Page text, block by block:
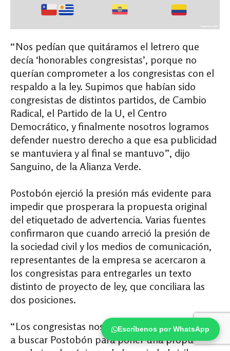
Escríbenos por WhatsApp
“Nos pedían que quitáramos el letrero que
decía ‘honorables congresistas’, porque no
querían comprometer a los congresistas con el
respaldo a la ley. Supimos que habían sido
congresistas de distintos partidos, de Cambio
Radical, el Partido de la U, el Centro
Democrático, y finalmente nosotros logramos
defender nuestro derecho a que esa publicidad
se mantuviera y al final se mantuvo”, dijo
Sanguino, de la Alianza Verde.
Postobón ejerció la presión más evidente para
impedir que prosperara la propuesta original
del etiquetado de advertencia. Varias fuentes
confirmaron que cuando arreció la presión de
la sociedad civil y los medios de comunicación,
representantes de la empresa se acercaron a
los congresistas para entregarles un texto
distinto de proyecto de ley, que conciliara las
dos posiciones.
“Los congresistas nos dijeron que les había ido
a buscar Postobón para poner una propuesta